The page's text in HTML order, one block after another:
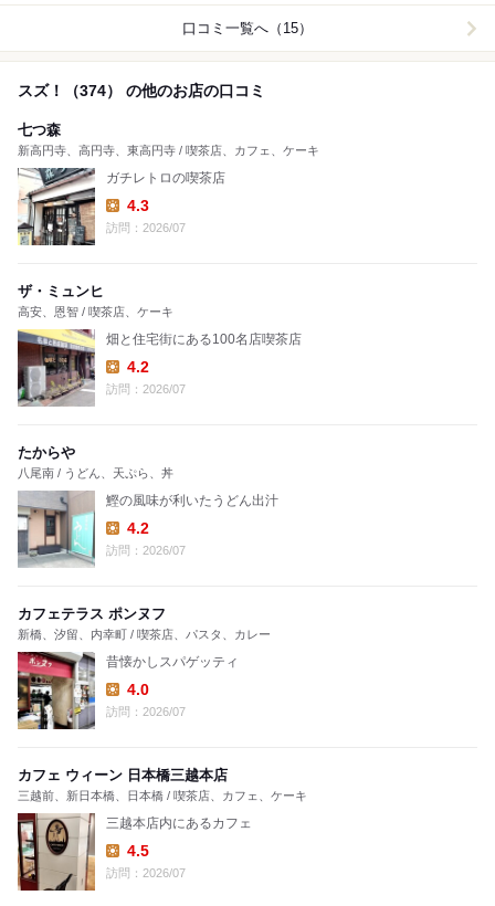
口コミ一覧へ（15）
スズ！（374） の他のお店の口コミ
七つ森
新高円寺、高円寺、東高円寺 / 喫茶店、カフェ、ケーキ
ガチレトロの喫茶店
Lunch:
4.3
訪問：2026/07
ザ・ミュンヒ
高安、恩智 / 喫茶店、ケーキ
畑と住宅街にある100名店喫茶店
Lunch:
4.2
訪問：2026/07
たからや
八尾南 / うどん、天ぷら、丼
鰹の風味が利いたうどん出汁
Lunch:
4.2
訪問：2026/07
カフェテラス ポンヌフ
新橋、汐留、内幸町 / 喫茶店、パスタ、カレー
昔懐かしスパゲッティ
Lunch:
4.0
訪問：2026/07
カフェ ウィーン 日本橋三越本店
三越前、新日本橋、日本橋 / 喫茶店、カフェ、ケーキ
三越本店内にあるカフェ
Lunch:
4.5
訪問：2026/07